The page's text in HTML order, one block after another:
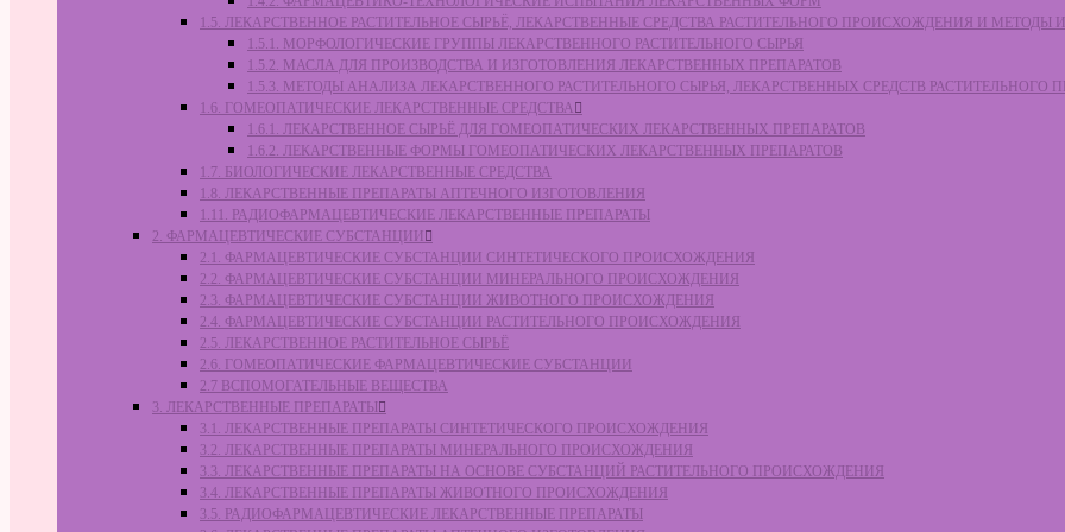
1.5. ЛЕКАРСТВЕННОЕ РАСТИТЕЛЬНОЕ СЫРЬЁ, ЛЕКАРСТВЕННЫЕ СРЕДСТВА РАСТИТЕЛЬНОГО ПРОИСХОЖДЕНИЯ И МЕТОДЫ
1.5.1. МОРФОЛОГИЧЕСКИЕ ГРУППЫ ЛЕКАРСТВЕННОГО РАСТИТЕЛЬНОГО СЫРЬЯ
1.5.2. МАСЛА ДЛЯ ПРОИЗВОДСТВА И ИЗГОТОВЛЕНИЯ ЛЕКАРСТВЕННЫХ ПРЕПАРАТОВ
1.5.3. МЕТОДЫ АНАЛИЗА ЛЕКАРСТВЕННОГО РАСТИТЕЛЬНОГО СЫРЬЯ, ЛЕКАРСТВЕННЫХ СРЕДСТВ РАСТИТЕЛЬНОГО
1.6. ГОМЕОПАТИЧЕСКИЕ ЛЕКАРСТВЕННЫЕ СРЕДСТВА
1.6.1. ЛЕКАРСТВЕННОЕ СЫРЬЁ ДЛЯ ГОМЕОПАТИЧЕСКИХ ЛЕКАРСТВЕННЫХ ПРЕПАРАТОВ
1.6.2. ЛЕКАРСТВЕННЫЕ ФОРМЫ ГОМЕОПАТИЧЕСКИХ ЛЕКАРСТВЕННЫХ ПРЕПАРАТОВ
1.7. БИОЛОГИЧЕСКИЕ ЛЕКАРСТВЕННЫЕ СРЕДСТВА
1.8. ЛЕКАРСТВЕННЫЕ ПРЕПАРАТЫ АПТЕЧНОГО ИЗГОТОВЛЕНИЯ
1.11. РАДИОФАРМАЦЕВТИЧЕСКИЕ ЛЕКАРСТВЕННЫЕ ПРЕПАРАТЫ
2. ФАРМАЦЕВТИЧЕСКИЕ СУБСТАНЦИИ
2.1. ФАРМАЦЕВТИЧЕСКИЕ СУБСТАНЦИИ СИНТЕТИЧЕСКОГО ПРОИСХОЖДЕНИЯ
2.2. ФАРМАЦЕВТИЧЕСКИЕ СУБСТАНЦИИ МИНЕРАЛЬНОГО ПРОИСХОЖДЕНИЯ
2.3. ФАРМАЦЕВТИЧЕСКИЕ СУБСТАНЦИИ ЖИВОТНОГО ПРОИСХОЖДЕНИЯ
2.4. ФАРМАЦЕВТИЧЕСКИЕ СУБСТАНЦИИ РАСТИТЕЛЬНОГО ПРОИСХОЖДЕНИЯ
2.5. ЛЕКАРСТВЕННОЕ РАСТИТЕЛЬНОЕ СЫРЬЁ
2.6. ГОМЕОПАТИЧЕСКИЕ ФАРМАЦЕВТИЧЕСКИЕ СУБСТАНЦИИ
2.7 ВСПОМОГАТЕЛЬНЫЕ ВЕЩЕСТВА
3. ЛЕКАРСТВЕННЫЕ ПРЕПАРАТЫ
3.1. ЛЕКАРСТВЕННЫЕ ПРЕПАРАТЫ СИНТЕТИЧЕСКОГО ПРОИСХОЖДЕНИЯ
3.2. ЛЕКАРСТВЕННЫЕ ПРЕПАРАТЫ МИНЕРАЛЬНОГО ПРОИСХОЖДЕНИЯ
3.3. ЛЕКАРСТВЕННЫЕ ПРЕПАРАТЫ НА ОСНОВЕ СУБСТАНЦИЙ РАСТИТЕЛЬНОГО ПРОИСХОЖДЕНИЯ
3.4. ЛЕКАРСТВЕННЫЕ ПРЕПАРАТЫ ЖИВОТНОГО ПРОИСХОЖДЕНИЯ
3.5. РАДИОФАРМАЦЕВТИЧЕСКИЕ ЛЕКАРСТВЕННЫЕ ПРЕПАРАТЫ